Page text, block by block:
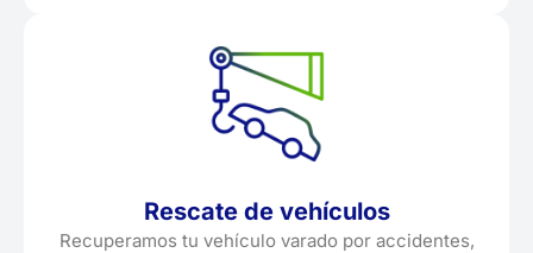
Rescate de vehículos
Recuperamos tu vehículo varado por accidentes,